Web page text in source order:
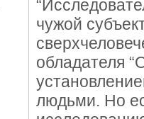
чужой
обладателя
людьми. Но